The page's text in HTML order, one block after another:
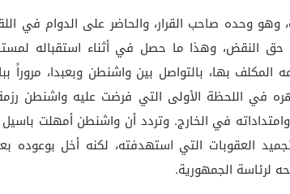
وحده صاحب القرار، والحاضر على الدوام في
حق النقض، وهذا ما حصل في أثناء استقباله
بها، بالتواصل بين واشنطن وبعبدا، مروراً
في اللحظة الأولى التي فرضت عليه واشنطن
في الخارج. وتردد أن واشنطن أمهلت
العقوبات التي استهدفته، لكنه أخل بوعوده
لرئاسة الجمهورية.